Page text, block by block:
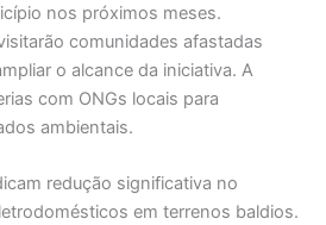
nos próximos meses.
comunidades afastadas
o alcance da iniciativa. A
com ONGs locais para
ambientais.
redução significativa no
em terrenos baldios.